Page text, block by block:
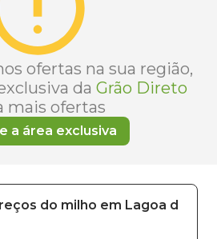
ofertas na sua região,
da Grão Direto
mais ofertas
a área exclusiva
do milho em Lagoa d